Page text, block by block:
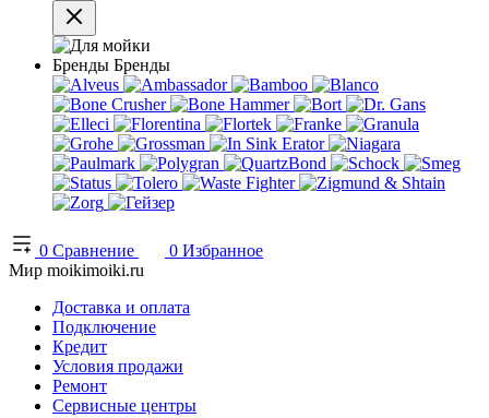
Бренды Бренды
0 Сравнение 0 Избранное
Мир moikimoiki.ru
Доставка и оплата
Подключение
Кредит
Условия продажи
Ремонт
Сервисные центры